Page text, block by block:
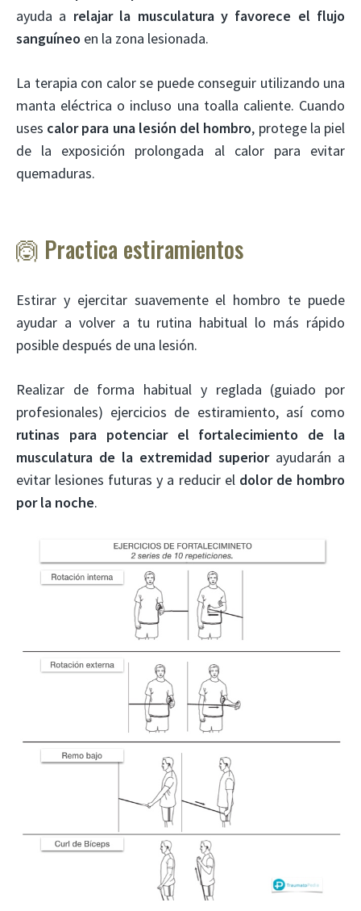
ayuda a relajar la musculatura y favorece el flujo
sanguíneo en la zona lesionada.
La terapia con calor se puede conseguir utilizando una
manta eléctrica o incluso una toalla caliente. Cuando
uses calor para una lesión del hombro, protege la piel
de la exposición prolongada al calor para evitar
quemaduras.
🙆 Practica estiramientos
Estirar y ejercitar suavemente el hombro te puede
ayudar a volver a tu rutina habitual lo más rápido
posible después de una lesión.
Realizar de forma habitual y reglada (guiado por
profesionales) ejercicios de estiramiento, así como
rutinas para potenciar el fortalecimiento de la
musculatura de la extremidad superiorayudarán a
evitar lesiones futuras y a reducir el dolor de hombro
por la noche.